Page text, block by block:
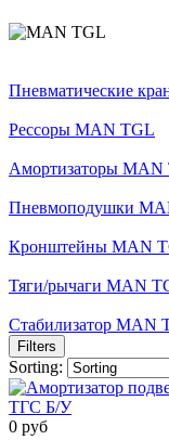
Пневматические
Рессоры MAN TGL
Амортизаторы MAN
Пневмоподушки
Кронштейны MAN
Тяги/рычаги MAN
Стабилизатор MAN
Filters
Sorting:
0 руб